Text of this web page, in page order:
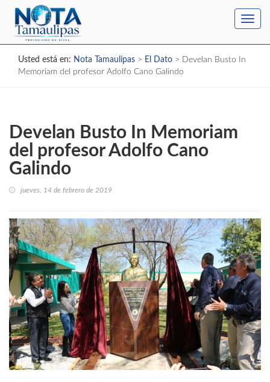
Usted está en: Nota Tamaulipas > El Dato > Develan Busto In
Memoriam del profesor Adolfo Cano Galindo
Develan Busto In Memoriam
del profesor Adolfo Cano
Galindo
jueves, 14 de febrero de 2019